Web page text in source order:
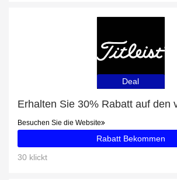
Deal
Besuchen Sie die Website
Rabatt Bekommen
30 klickt